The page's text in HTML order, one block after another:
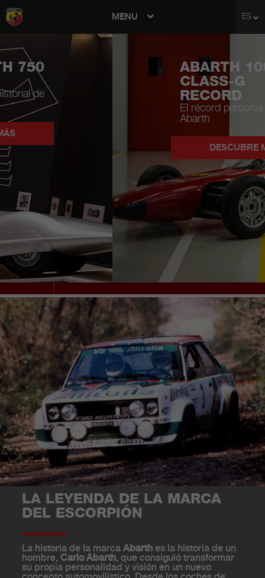
MENU ES
El récord personal de Carlo
LA LEYENDA DE LA MARCA
DEL ESCORPIÓN
La historia de la marcaAbarth es la historia de un
hombre, Carlo Abarth, que consiguió transformar
su propia personalidad y visión en un nuevo